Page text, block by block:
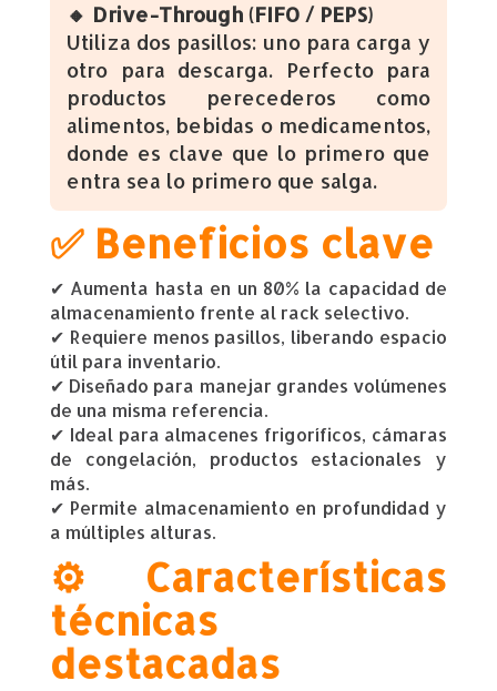
🔸 Drive-Through (FIFO / PEPS)
Utiliza dos pasillos: uno para carga y
otro para descarga. Perfecto para
productos perecederos como
alimentos, bebidas o medicamentos,
donde es clave que lo primero que
entra sea lo primero que salga.
✅ Beneficios clave
✔ Aumenta hasta en un 80% la capacidad de
almacenamiento frente al rack selectivo.
✔ Requiere menos pasillos, liberando espacio
útil para inventario.
✔ Diseñado para manejar grandes volúmenes
de una misma referencia.
✔ Ideal para almacenes frigoríficos, cámaras
de congelación, productos estacionales y
más.
✔ Permite almacenamiento en profundidad y
a múltiples alturas.
⚙️ Características
técnicas
destacadas